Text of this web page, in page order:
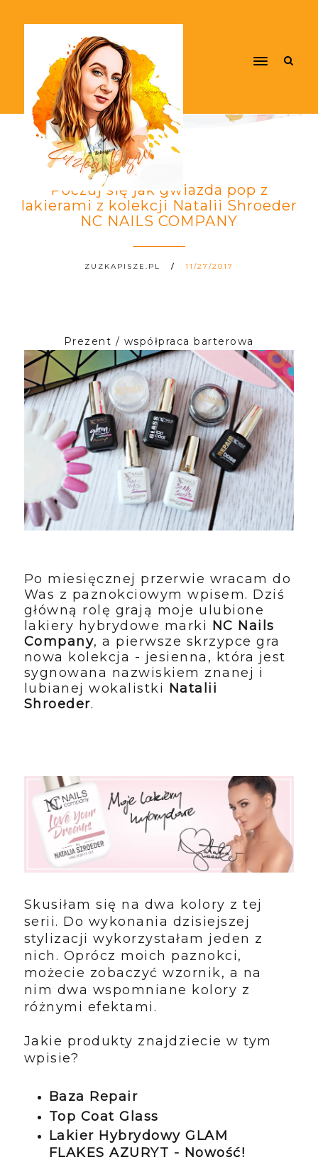
Poczuj się jak gwiazda pop z
lakierami z kolekcji Natalii Shroeder
NC NAILS COMPANY
ZUZKAPISZE.PL 11/27/2017
Prezent / współpraca barterowa
Po miesięcznej przerwie wracam do
Was z paznokciowym wpisem. Dziś
główną rolę grają moje ulubione
lakiery hybrydowe marki NC Nails
Company, a pierwsze skrzypce gra
nowa kolekcja - jesienna, która jest
sygnowana nazwiskiem znanej i
lubianej wokalistki Natalii
Shroeder.
Skusiłam się na dwa kolory z tej
serii. Do wykonania dzisiejszej
stylizacji wykorzystałam jeden z
nich. Oprócz moich paznokci,
możecie zobaczyć wzornik, a na
nim dwa wspomniane kolory z
różnymi efektami.
Jakie produkty znajdziecie w tym
wpisie?
Baza Repair
Top Coat Glass
Lakier Hybrydowy GLAM
FLAKES AZURYT - Nowość!